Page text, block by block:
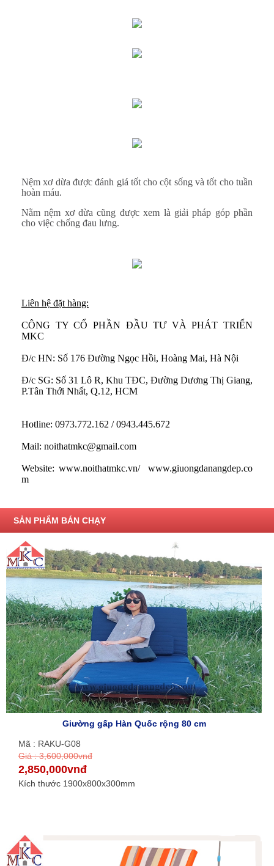
Nệm xơ dừa được đánh giá tốt cho cột sống và tốt cho tuần
hoàn máu.
Nằm nệm xơ dừa cũng được xem là giải pháp góp phần
cho việc chống đau lưng.
Liên hệ đặt hàng:
CÔNG TY CỔ PHẦN ĐẦU TƯ VÀ PHÁT TRIỂN
MKC
Đ/c HN: Số 176 Đường Ngọc Hồi, Hoàng Mai, Hà Nội
Đ/c SG: Số 31 Lô R, Khu TĐC, Đường Dương Thị Giang,
P.Tân Thới Nhất, Q.12, HCM
Hotline: 0973.772.162 / 0943.445.672
Mail: noithatmkc@gmail.com
Website: www.noithatmkc.vn/ www.giuongdanangdep.co
m
SẢN PHẨM BÁN CHẠY
Giường gấp Hàn Quốc rộng 80 cm
Mã : RAKU-G08
Giá : 3,600,000vnđ
2,850,000vnđ
Kích thước 1900x800x300mm